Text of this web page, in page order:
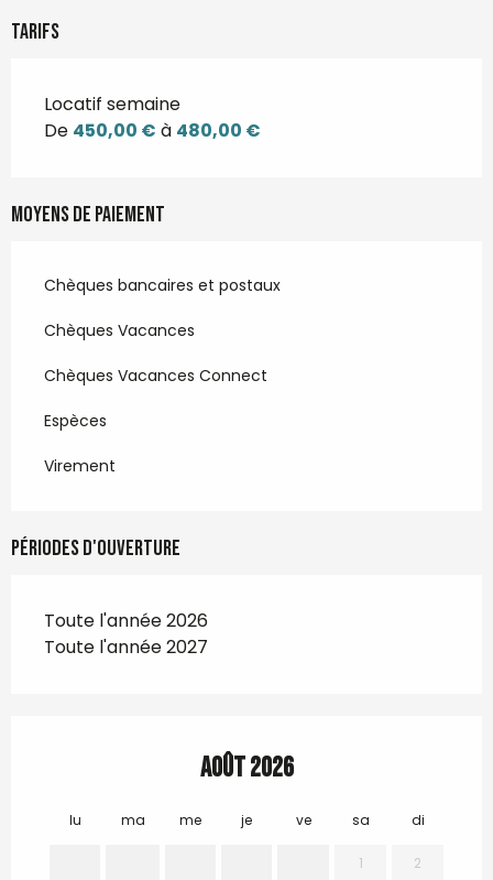
Tarifs
Locatif semaine
De 450,00 € à 480,00 €
Moyens de paiement
Chèques bancaires et postaux
Chèques Vacances
Chèques Vacances Connect
Espèces
Virement
Périodes d'ouverture
Toute l'année 2026
Toute l'année 2027
Août 2026
lu ma me je ve sa di
1 2